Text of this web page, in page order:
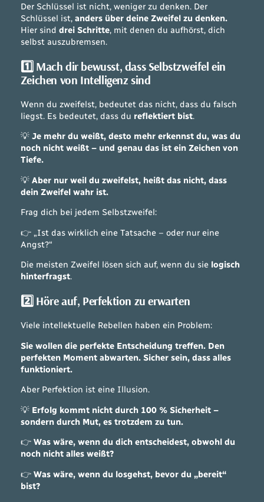
Der Schlüssel ist nicht, weniger zu denken. Der
Schlüssel ist, anders über deine Zweifel zu denken.
Hier sind drei Schritte, mit denen du aufhörst, dich
selbst auszubremsen.
1️⃣ Mach dir bewusst, dass Selbstzweifel ein
Zeichen von Intelligenz sind
Wenn du zweifelst, bedeutet das nicht, dass du falsch
liegst. Es bedeutet, dass du reflektiert bist.
💡 Je mehr du weißt, desto mehr erkennst du, was du
noch nicht weißt – und genau das ist ein Zeichen von
Tiefe.
💡 Aber nur weil du zweifelst, heißt das nicht, dass
dein Zweifel wahr ist.
Frag dich bei jedem Selbstzweifel:
👉 „Ist das wirklich eine Tatsache – oder nur eine
Angst?“
Die meisten Zweifel lösen sich auf, wenn du sie logisch
hinterfragst.
2️⃣ Höre auf, Perfektion zu erwarten
Viele intellektuelle Rebellen haben ein Problem:
Sie wollen die perfekte Entscheidung treffen. Den
perfekten Moment abwarten. Sicher sein, dass alles
funktioniert.
Aber Perfektion ist eine Illusion.
💡 Erfolg kommt nicht durch 100 % Sicherheit –
sondern durch Mut, es trotzdem zu tun.
👉 Was wäre, wenn du dich entscheidest, obwohl du
noch nicht alles weißt?
👉 Was wäre, wenn du losgehst, bevor du „bereit“
bist?